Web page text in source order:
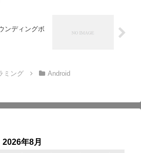
ンディングボ
ミング Android
2026年8月